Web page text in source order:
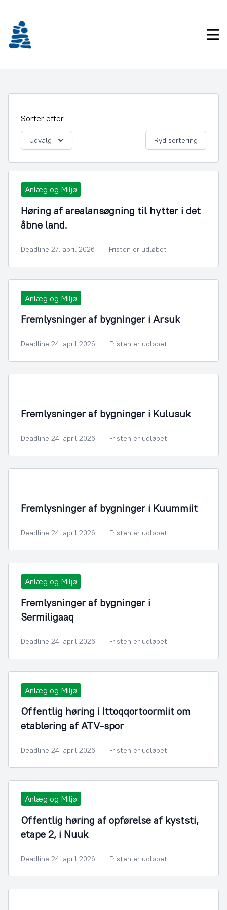
indhold
Sorter efter
Udvalg Ryd sortering
Anlæg og Miljø
Høring af arealansøgning til hytter i det
åbne land.
Deadline 27. april 2026 Fristen er udløbet
Anlæg og Miljø
Fremlysninger af bygninger i Arsuk
Deadline 24. april 2026 Fristen er udløbet
Fremlysninger af bygninger i Kulusuk
Deadline 24. april 2026 Fristen er udløbet
Fremlysninger af bygninger i Kuummiit
Deadline 24. april 2026 Fristen er udløbet
Anlæg og Miljø
Fremlysninger af bygninger i
Sermiligaaq
Deadline 24. april 2026 Fristen er udløbet
Anlæg og Miljø
Offentlig høring i Ittoqqortoormiit om
etablering af ATV-spor
Deadline 24. april 2026 Fristen er udløbet
Anlæg og Miljø
Offentlig høring af opførelse af kyststi,
etape 2, i Nuuk
Deadline 24. april 2026 Fristen er udløbet